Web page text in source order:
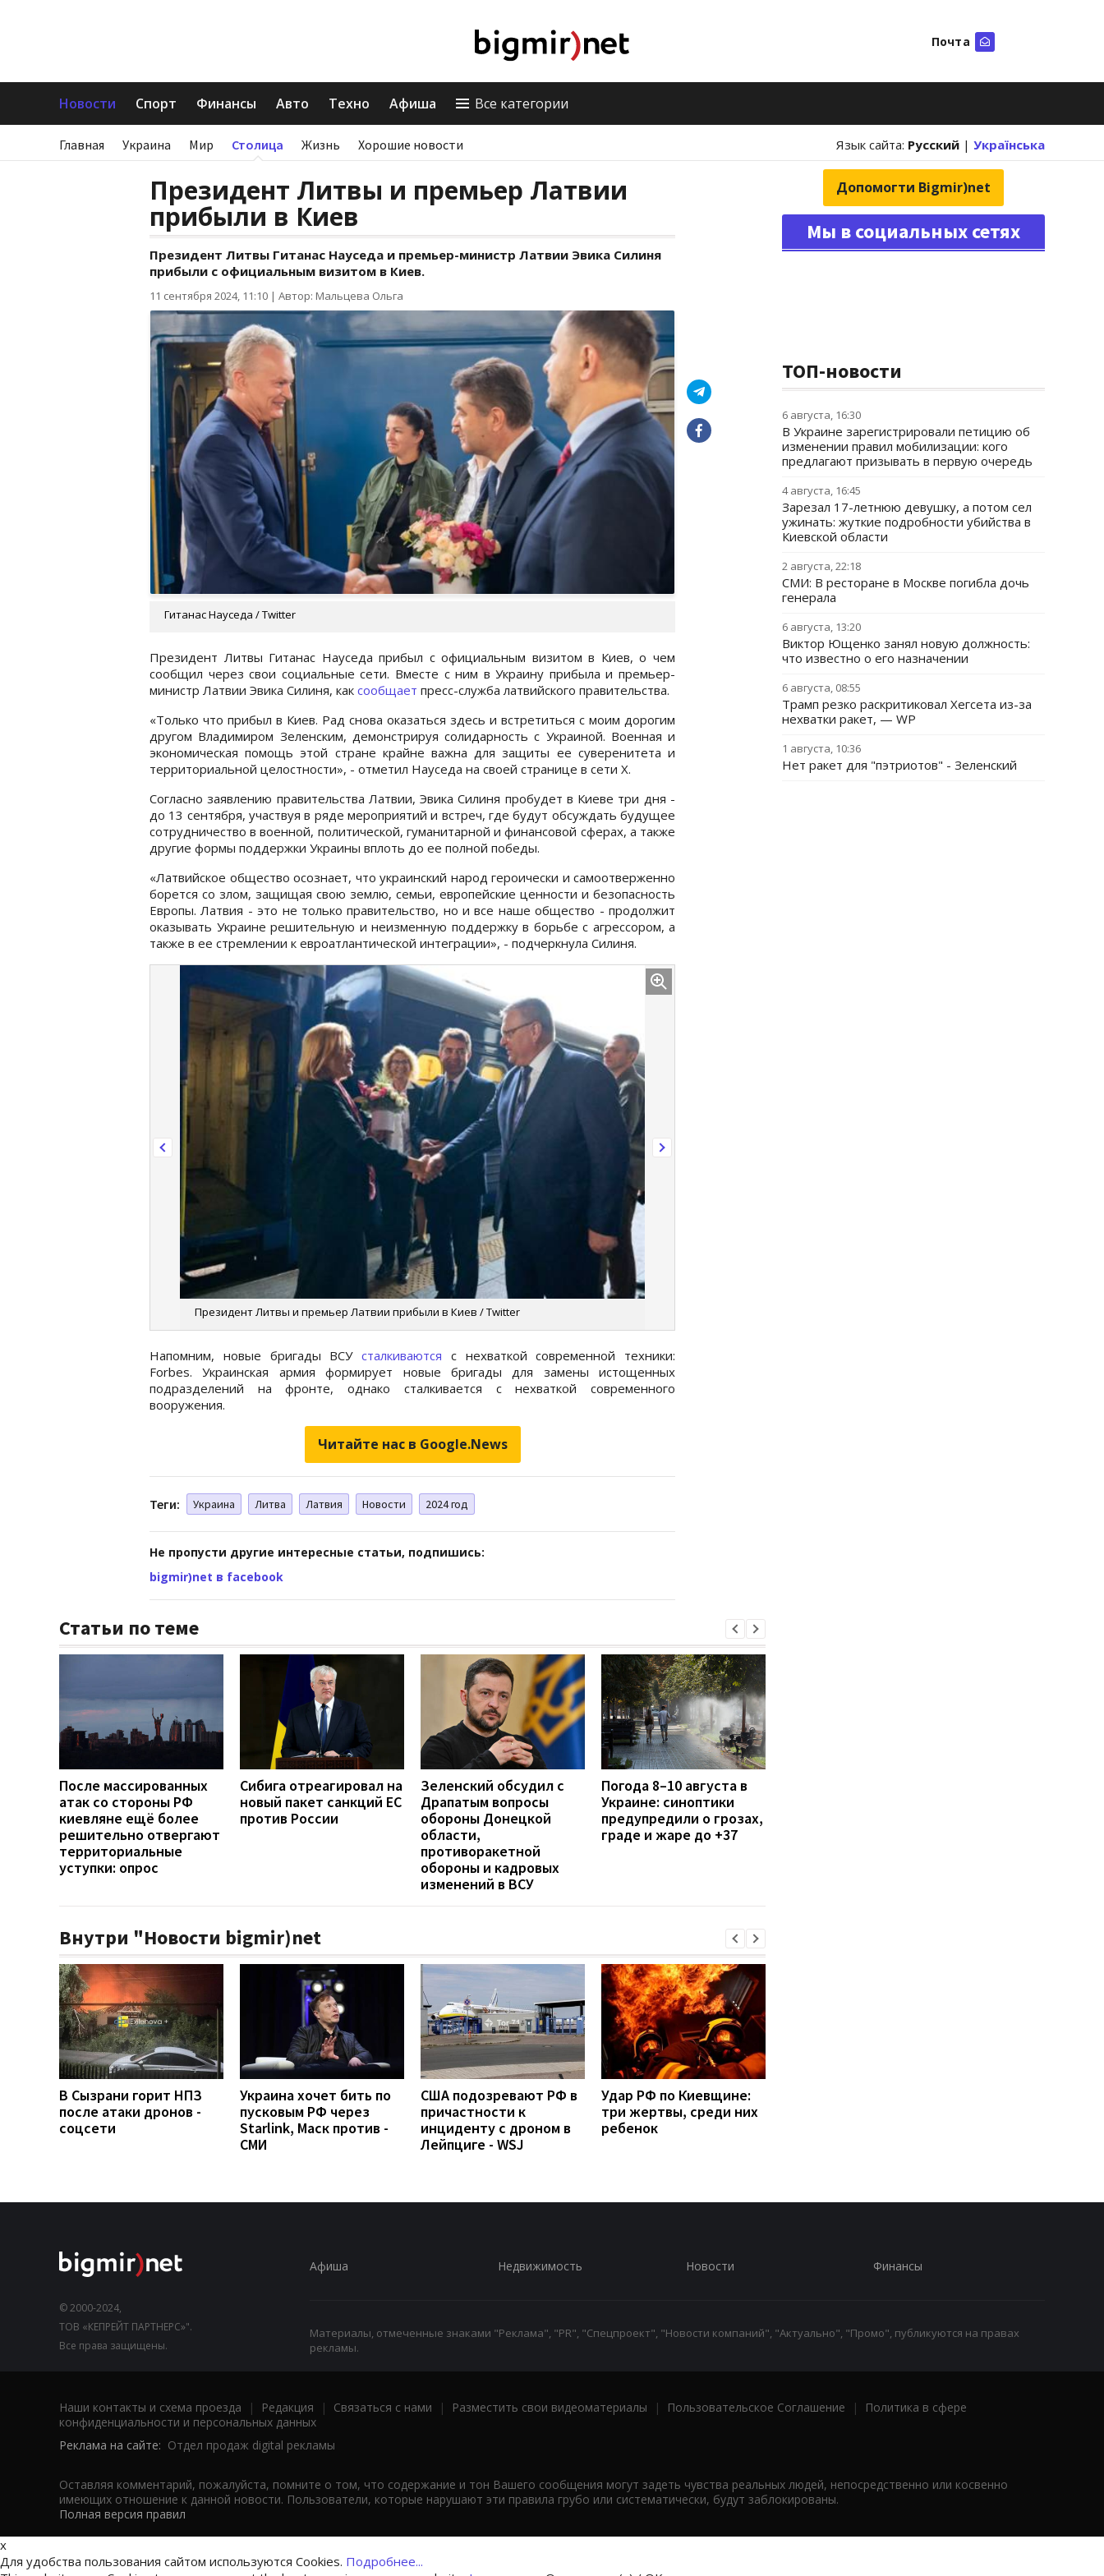
Почта
Новости Спорт Финансы Авто Техно Афиша Все категории
Главная Украина Мир Столица Жизнь Хорошие новости Язык сайта: Русский | Українська
Президент Литвы и премьер Латвии
прибыли в Киев
Президент Литвы Гитанас Науседа и премьер-министр Латвии Эвика Силиня
прибыли с официальным визитом в Киев.
11 сентября 2024, 11:10 | Автор: Мальцева Ольга
Гитанас Науседа / Twitter
Президент Литвы Гитанас Науседа прибыл с официальным визитом в Киев, о чем
сообщил через свои социальные сети. Вместе с ним в Украину прибыла и премьер-
министр Латвии Эвика Силиня, как сообщает пресс-служба латвийского правительства.
«Только что прибыл в Киев. Рад снова оказаться здесь и встретиться с моим дорогим
другом Владимиром Зеленским, демонстрируя солидарность с Украиной. Военная и
экономическая помощь этой стране крайне важна для защиты ее суверенитета и
территориальной целостности», - отметил Науседа на своей странице в сети X.
Согласно заявлению правительства Латвии, Эвика Силиня пробудет в Киеве три дня -
до 13 сентября, участвуя в ряде мероприятий и встреч, где будут обсуждать будущее
сотрудничество в военной, политической, гуманитарной и финансовой сферах, а также
другие формы поддержки Украины вплоть до ее полной победы.
«Латвийское общество осознает, что украинский народ героически и самоотверженно
борется со злом, защищая свою землю, семьи, европейские ценности и безопасность
Европы. Латвия - это не только правительство, но и все наше общество - продолжит
оказывать Украине решительную и неизменную поддержку в борьбе с агрессором, а
также в ее стремлении к евроатлантической интеграции», - подчеркнула Силиня.
Президент Литвы и премьер Латвии прибыли в Киев / Twitter
Напомним, новые бригады ВСУ сталкиваются с нехваткой современной техники:
Forbes. Украинская армия формирует новые бригады для замены истощенных
подразделений на фронте, однако сталкивается с нехваткой современного
вооружения.
Читайте нас в Google.News
Теги: Украина Литва Латвия Новости 2024 год
Не пропусти другие интересные статьи, подпишись:
bigmir)net в facebook
Статьи по теме
После массированных
атак со стороны РФ
киевляне ещё более
решительно отвергают
территориальные
уступки: опрос
Сибига отреагировал на
новый пакет санкций ЕС
против России
Зеленский обсудил с
Драпатым вопросы
обороны Донецкой
области,
противоракетной
обороны и кадровых
изменений в ВСУ
Погода 8–10 августа в
Украине: синоптики
предупредили о грозах,
граде и жаре до +37
Внутри "Новости bigmir)net
В Сызрани горит НПЗ
после атаки дронов -
соцсети
Украина хочет бить по
пусковым РФ через
Starlink, Маск против -
СМИ
США подозревают РФ в
причастности к
инциденту с дроном в
Лейпциге - WSJ
Удар РФ по Киевщине:
три жертвы, среди них
ребенок
Допомогти Bigmir)net
Мы в социальных сетях
ТОП-новости
6 августа, 16:30
В Украине зарегистрировали петицию об
изменении правил мобилизации: кого
предлагают призывать в первую очередь
4 августа, 16:45
Зарезал 17-летнюю девушку, а потом сел
ужинать: жуткие подробности убийства в
Киевской области
2 августа, 22:18
СМИ: В ресторане в Москве погибла дочь
генерала
6 августа, 13:20
Виктор Ющенко занял новую должность:
что известно о его назначении
6 августа, 08:55
Трамп резко раскритиковал Хегсета из-за
нехватки ракет, — WP
1 августа, 10:36
Нет ракет для "пэтриотов" - Зеленский
© 2000-2024,
ТОВ «КЕПРЕЙТ ПАРТНЕРС»".
Все права защищены.
Афиша Недвижимость Новости Финансы
Материалы, отмеченные знаками "Реклама", "PR", "Спецпроект", "Новости компаний", "Актуально", "Промо", публикуются на правах
рекламы.
Наши контакты и схема проезда | Редакция | Связаться с нами | Разместить свои видеоматериалы | Пользовательское Соглашение |
Политика в сфере
конфиденциальности и персональных данных
Реклама на сайте: Отдел продаж digital рекламы
Оставляя комментарий, пожалуйста, помните о том, что содержание и тон Вашего сообщения могут задеть чувства реальных людей, непосредственно или косвенно
имеющих отношение к данной новости. Пользователи, которые нарушают эти правила грубо или систематически, будут заблокированы.
Полная версия правил
x
Для удобства пользования сайтом используются Cookies. Подробнее...